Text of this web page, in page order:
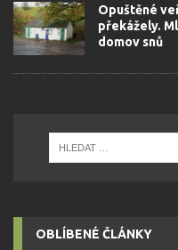
Opuštěné
překážely.
domov snů
OBLÍBENÉ ČLÁNKY